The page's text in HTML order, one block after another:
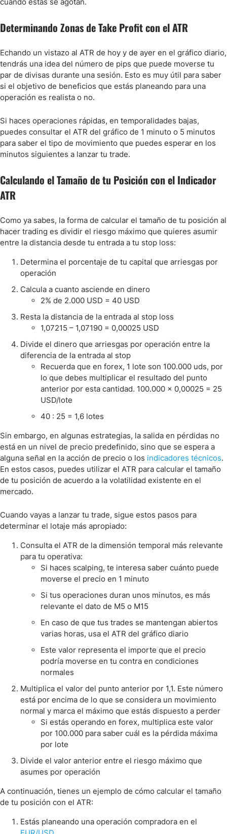
Determinando Zonas de Take Profit con el ATR
Echando un vistazo al ATR de hoy y de ayer en el gráfico diario,
tendrás una idea del número de pips que puede moverse tu
par de divisas durante una sesión. Esto es muy útil para saber
si el objetivo de beneficios que estás planeando para una
operación es realista o no.
Si haces operaciones rápidas, en temporalidades bajas,
puedes consultar el ATR del gráfico de 1 minuto o 5 minutos
para saber el tipo de movimiento que puedes esperar en los
minutos siguientes a lanzar tu trade.
Calculando el Tamaño de tu Posición con el Indicador
ATR
Como ya sabes, la forma de calcular el tamaño de tu posición al
hacer trading es dividir el riesgo máximo que quieres asumir
entre la distancia desde tu entrada a tu stop loss:
Determina el porcentaje de tu capital que arriesgas por
operación
Calcula a cuanto asciende en dinero
2% de 2.000 USD = 40 USD
Resta la distancia de la entrada al stop loss
1,07215 – 1,07190 = 0,00025 USD
Divide el dinero que arriesgas por operación entre la
diferencia de la entrada al stop
Recuerda que en forex, 1 lote son 100.000 uds, por
lo que debes multiplicar el resultado del punto
anterior por esta cantidad. 100.000 x 0,00025 = 25
USD/lote
40 : 25 = 1,6 lotes
Sin embargo, en algunas estrategias, la salida en pérdidas no
está en un nivel de precio predefinido, sino que se espera a
alguna señal en la acción de precio o los indicadores técnicos.
En estos casos, puedes utilizar el ATR para calcular el tamaño
de tu posición de acuerdo a la volatilidad existente en el
mercado.
Cuando vayas a lanzar tu trade, sigue estos pasos para
determinar el lotaje más apropiado:
Consulta el ATR de la dimensión temporal más relevante
para tu operativa:
Si haces scalping, te interesa saber cuánto puede
moverse el precio en 1 minuto
Si tus operaciones duran unos minutos, es más
relevante el dato de M5 o M15
En caso de que tus trades se mantengan abiertos
varias horas, usa el ATR del gráfico diario
Este valor representa el importe que el precio
podría moverse en tu contra en condiciones
normales
Multiplica el valor del punto anterior por 1,1. Este número
está por encima de lo que se considera un movimiento
normal y marca el máximo que estás dispuesto a perder
Si estás operando en forex, multiplica este valor
por 100.000 para saber cuál es la pérdida máxima
por lote
Divide el valor anterior entre el riesgo máximo que
asumes por operación
A continuación, tienes un ejemplo de cómo calcular el tamaño
de tu posición con el ATR:
Estás planeando una operación compradora en el